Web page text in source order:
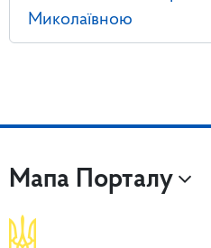
Миколаївною
Мапа Порталу